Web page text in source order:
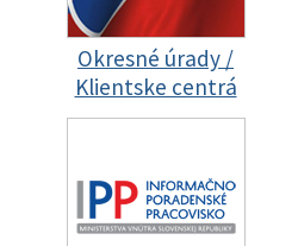
Okresné úrady /
Klientske centrá